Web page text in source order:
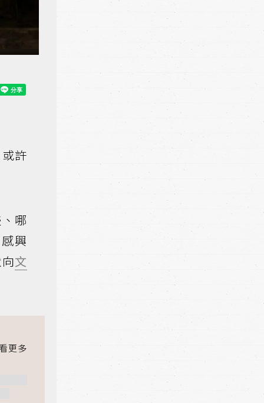
許
哪
興
文